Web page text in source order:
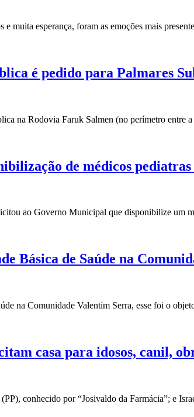
e muita esperança, foram as emoções mais
é pedido para Palmares
na Rodovia Faruk Salmen (no perímetro entre
de médicos
ao Governo Municipal que disponibilize um
Básica de Saúde na
na Comunidade Valentim Serra, esse foi o
casa para idosos, canil,
conhecido por “Josivaldo da Farmácia”; e